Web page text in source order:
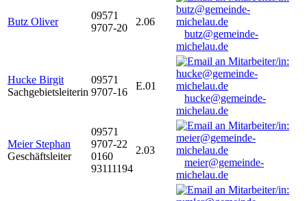
Butz Oliver
09571
9707-20
2.06
butz@gemeinde-
michelau.de
Hucke Birgit
Sachgebietsleiterin
09571
9707-16
E.01
hucke@gemeinde-
michelau.de
Meier Stephan
Geschäftsleiter
09571
9707-22
0160
93111194
2.03
meier@gemeinde-
michelau.de